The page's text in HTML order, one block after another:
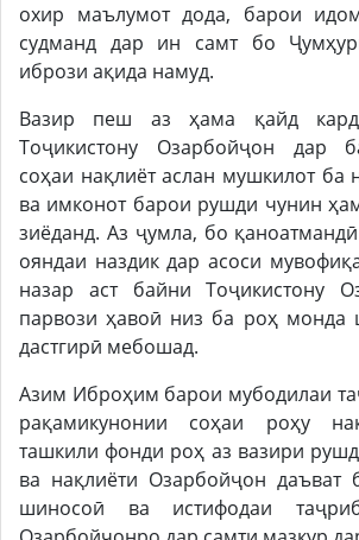
охир маълумот дода, барои
судманд дар ин самт бо
ибрози ақида намуд.
Вазир пеш аз ҳама қайд
Тоҷикистону Озарбойҷон дар
соҳаи нақлиёт аслан мушкилот ба
ва имконот барои рушди чунин
зиёданд. Аз ҷумла, бо
ояндаи наздик дар асоси
назар аст байни Тоҷикистону
парвози ҳавоӣ низ ба роҳ монда
дастгирӣ мебошад.
Азим Иброҳим барои мубодилаи
рақамикунонии соҳаи роҳу
ташкили фонди роҳ аз вазири
ва нақлиёти Озарбойҷон даъват
шиносоӣ ва истифодаи